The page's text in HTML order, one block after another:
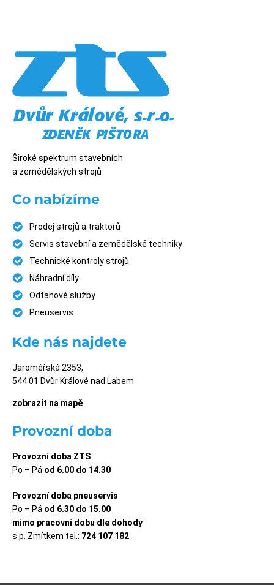
Široké spektrum stavebních
a zemědělských strojů
Co nabízíme
Prodej strojů a traktorů
Servis stavební a zemědělské techniky
Technické kontroly strojů
Náhradní díly
Odtahové služby
Pneuservis
Kde nás najdete
Jaroměřská 2353,
544 01 Dvůr Králové nad Labem
zobrazit na mapě
Provozní doba
Provozní doba ZTS
Po – Pá od 6.00 do 14.30
Provozní doba pneuservis
Po – Pá od 6.30 do 15.00
mimo pracovní dobu dle dohody
s p. Zmítkem tel.: 724 107 182